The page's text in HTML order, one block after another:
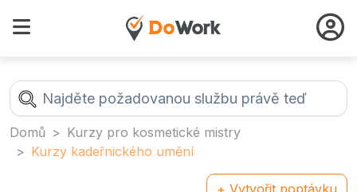
Domů
Kurzy pro kosmetické mistry
Kurzy kadeřnického umění
+ Vytvořit poptávku